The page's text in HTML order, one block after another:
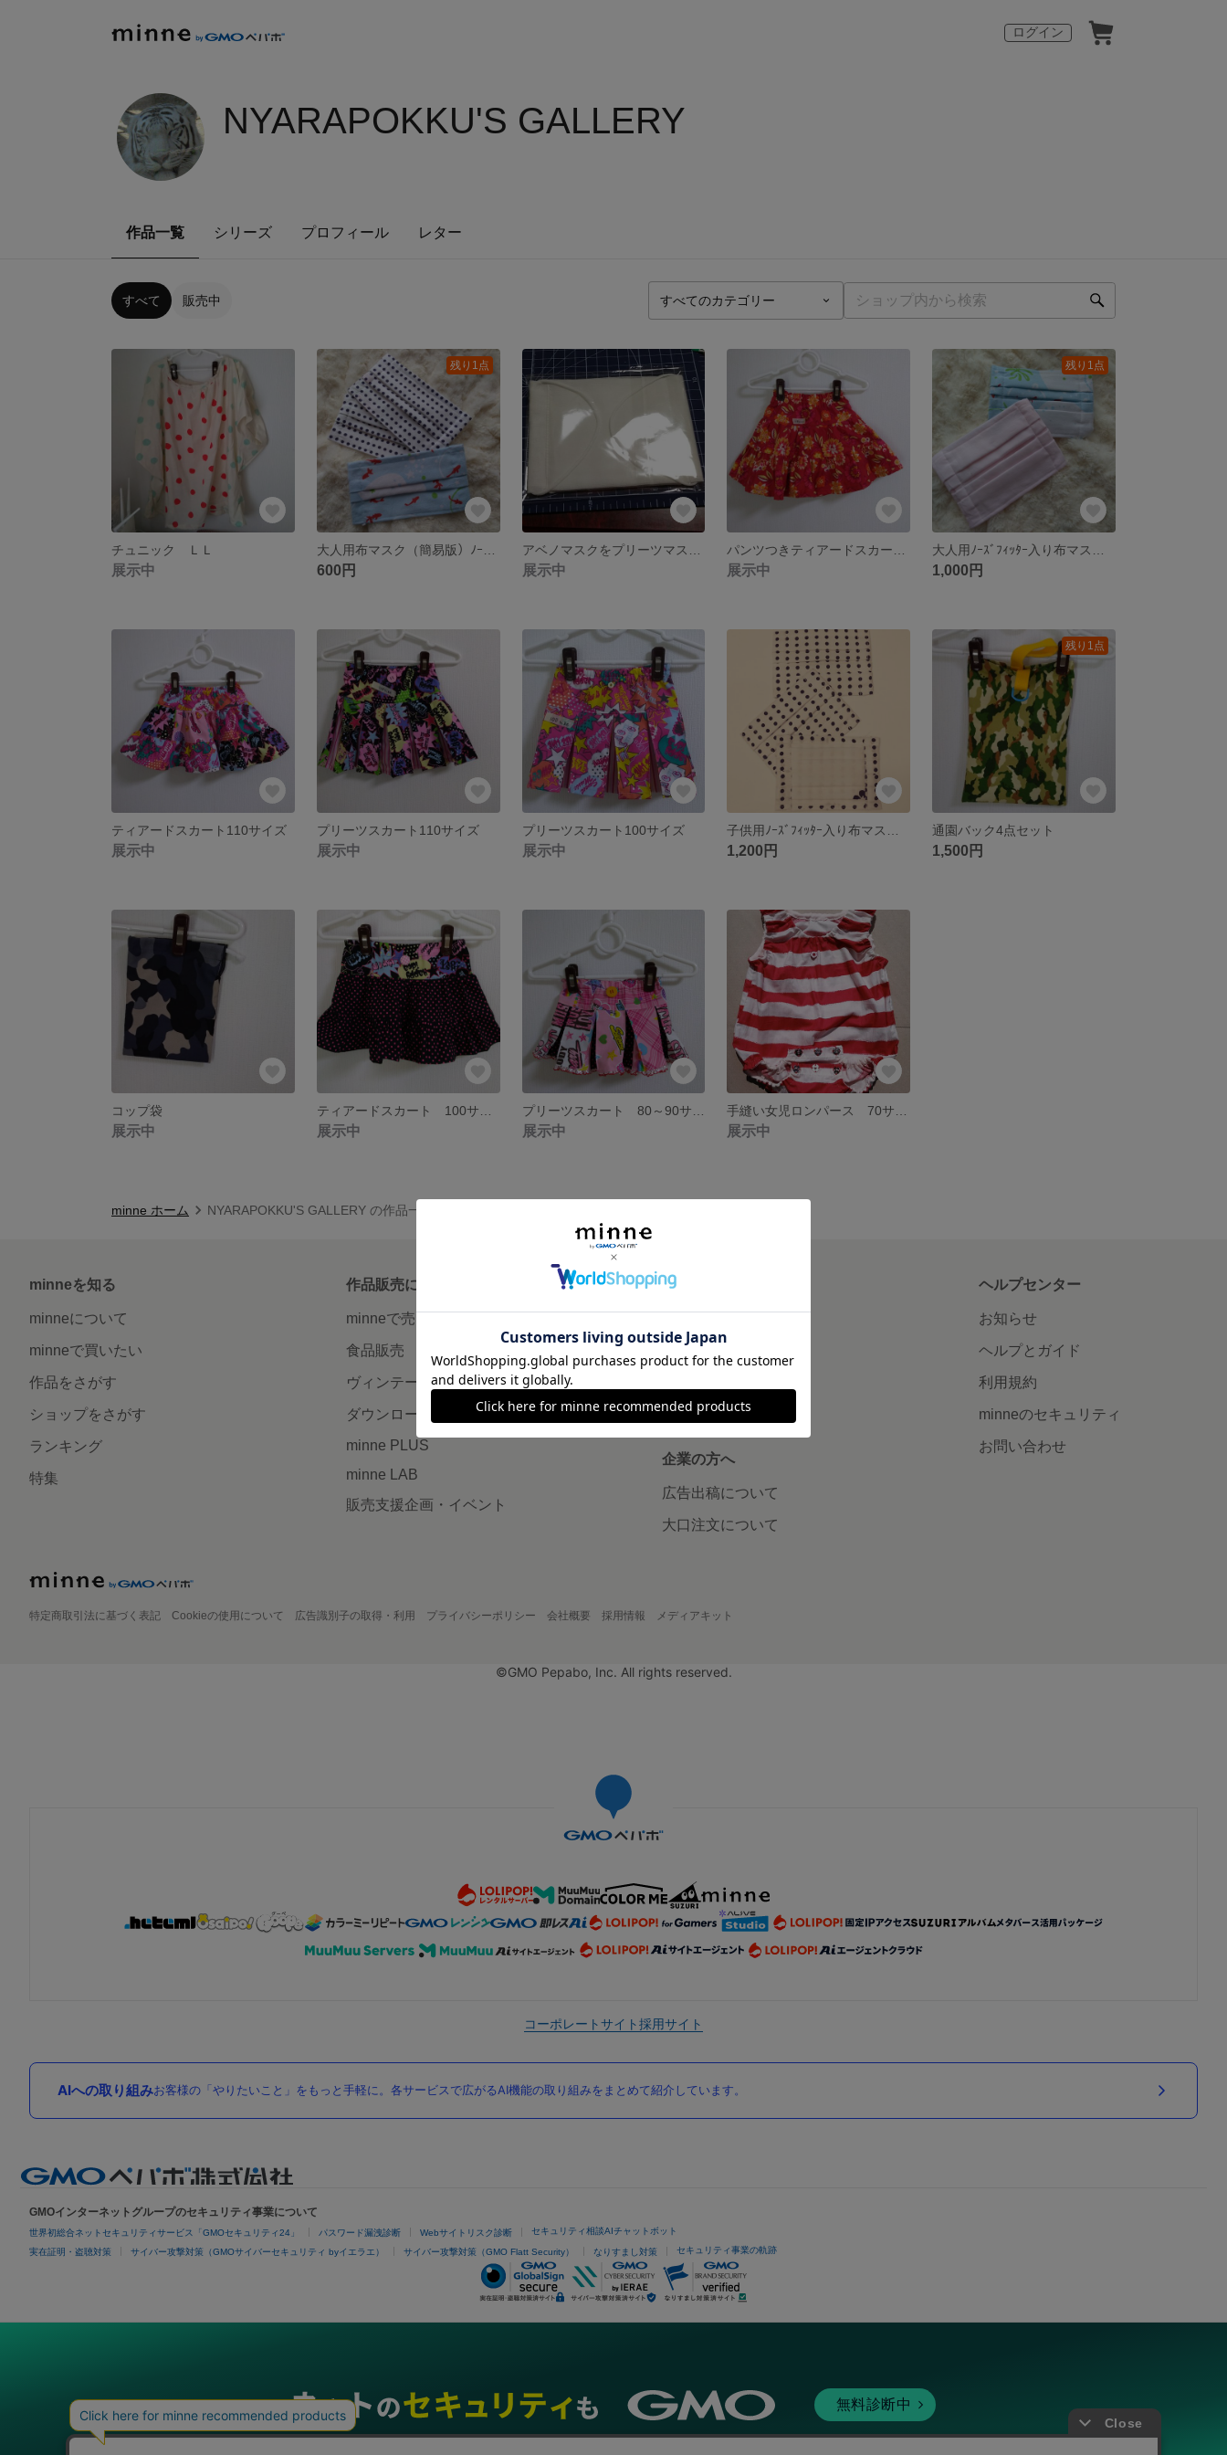
ログイン
NYARAPOKKU'S GALLERY
作品一覧 シリーズ プロフィール レター
すべて 販売中
チュニック ＬＬ
展示中
残り1点
600円 展示中 展示中
残り1点
1,000円
ティアードスカート110サイズ
展示中
プリーツスカート110サイズ
展示中
プリーツスカート100サイズ
展示中 1,200円
残り1点
通園バック4点セット
1,500円
コップ袋
展示中 展示中 展示中 展示中
minne ホーム NYARAPOKKU'S GALLERY の作品一覧
minneを知る
minneについて
minneで買いたい
作品をさがす
ショップをさがす
ランキング
特集
作品販売について
minneで売りたい
食品販売
ヴィンテージ販売
ダウンロード販売
minne PLUS
minne LAB
販売支援企画・イベント
読みもの
minne学習帖
minneの本
企業の方へ
広告出稿について
大口注文について
ヘルプセンター
お知らせ
ヘルプとガイド
利用規約
minneのセキュリティ
お問い合わせ
特定商取引法に基づく表記 Cookieの使用について 広告識別子の取得・利用 プライバシーポリシー 会社概要 採用情報 メディアキット
©GMO Pepabo, Inc. All rights reserved.
コーポレートサイト採用サイト
AIへの取り組みお客様の「やりたいこと」をもっと手軽に。各サービスで広がるAI機能の取り組みをまとめて紹介しています。
GMOインターネットグループのセキュリティ事業について
世界初総合ネットセキュリティサービス「GMOセキュリティ24」 パスワード漏洩診断 Webサイトリスク診断 セキュリティ相談AIチャットボット
実在証明・盗聴対策 サイバー攻撃対策（GMOサイバーセキュリティ byイエラエ） サイバー攻撃対策（GMO Flatt Security） なりすまし対策 セキュリティ事業の軌跡
無料診断中